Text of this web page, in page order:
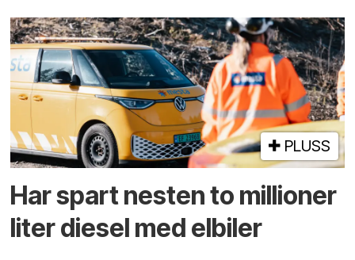
PLUSS
Har spart nesten to millioner
liter diesel med elbiler